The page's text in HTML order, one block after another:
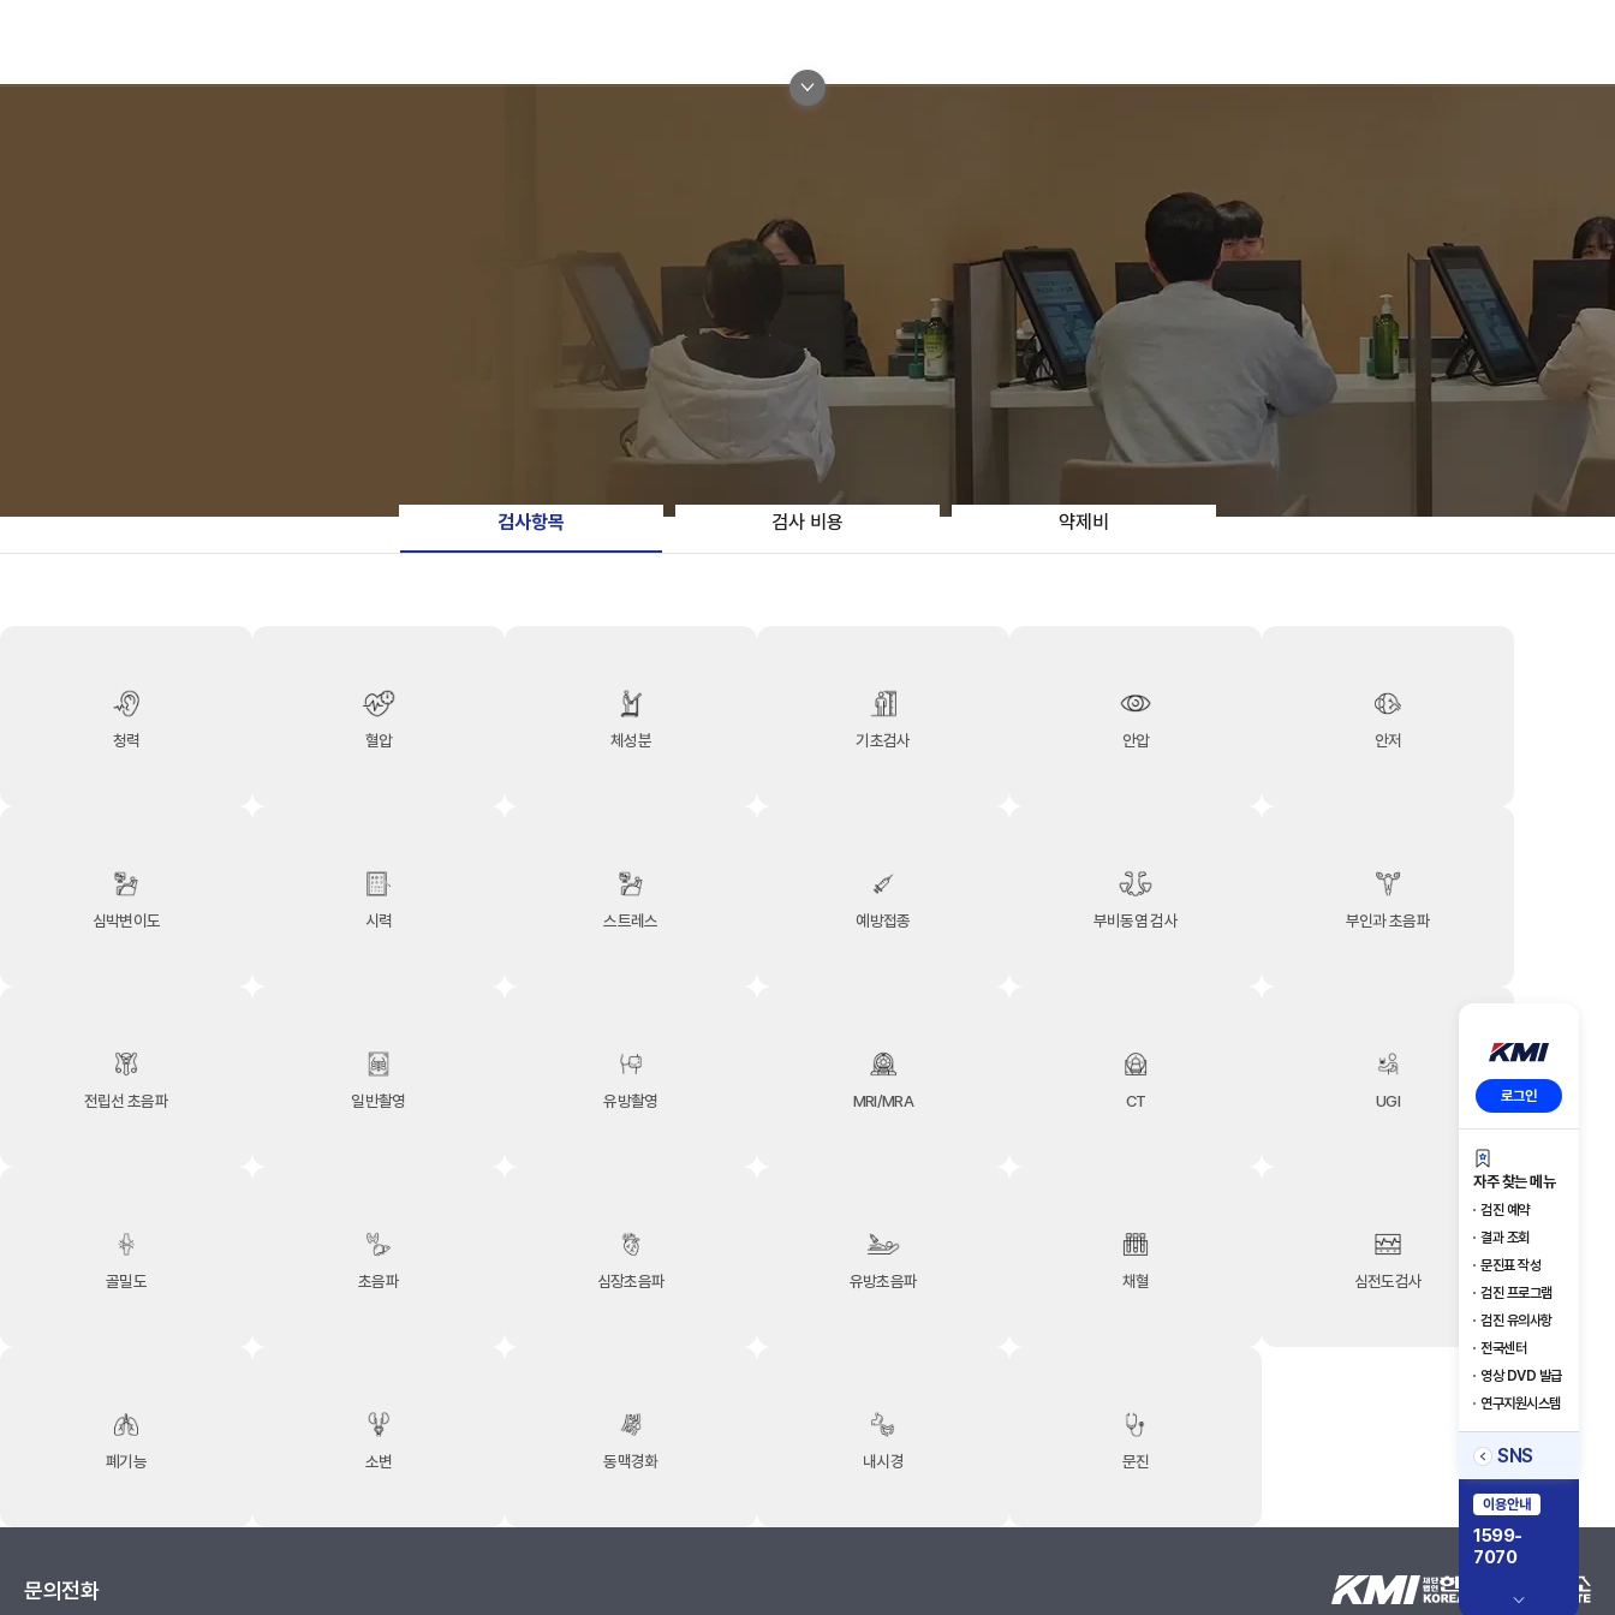
로그인
자주 찾는 메뉴
검진 예약
결과 조회
문진표 작성
검진 프로그램
검진 유의사항
전국센터
영상 DVD 발급
연구지원시스템
SNS
이용안내
1599-
7070
검사항목 검사 비용 약제비
청력 혈압 체성분 기초검사 안압 안저
심박변이도 시력 스트레스 예방접종 부비동염 검사 부인과 초음파
전립선 초음파 일반촬영 유방촬영 MRI/MRA CT UGI
골밀도 초음파 심장초음파 유방초음파 채혈 심전도검사
폐기능 소변 동맥경화 내시경 문진
문의전화